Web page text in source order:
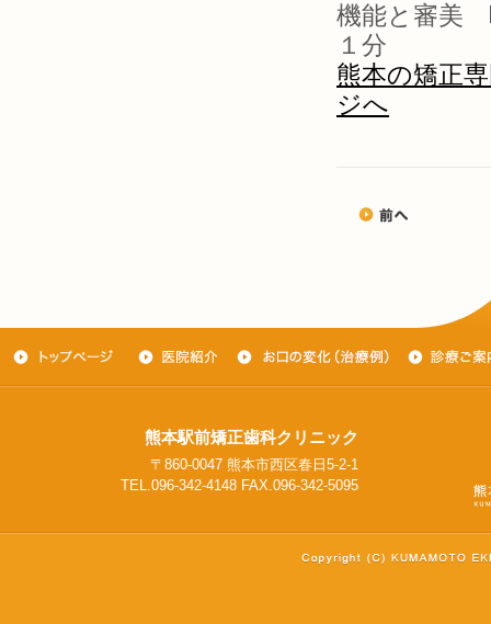
機能と審美
１分
熊本の矯正
ジへ
熊本駅前矯正歯科クリニック
〒860-0047 熊本市西区春日5-2-1
TEL.096-342-4148 FAX.096-342-5095